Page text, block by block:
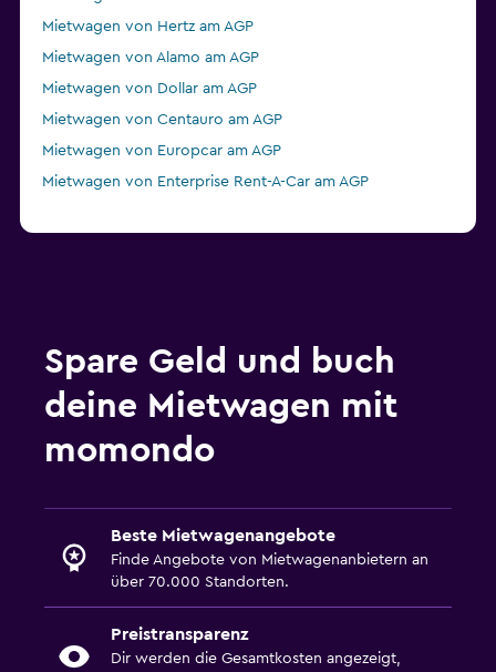
Mietwagen von Hertz am AGP
Mietwagen von Alamo am AGP
Mietwagen von Dollar am AGP
Mietwagen von Centauro am AGP
Mietwagen von Europcar am AGP
Mietwagen von Enterprise Rent-A-Car am AGP
Spare Geld und buch
deine Mietwagen mit
momondo
Beste Mietwagenangebote
Finde Angebote von Mietwagenanbietern an
über 70.000 Standorten.
Preistransparenz
Dir werden die Gesamtkosten angezeigt,